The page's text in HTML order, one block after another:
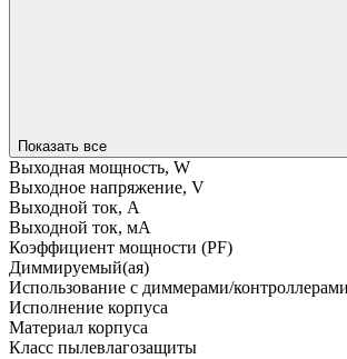
Показать все
Выходная мощность, W
Выходное напряжение, V
Выходной ток, A
Выходной ток, мA
Коэффициент мощности (PF)
Диммируемый(ая)
Использование с диммерами/
Исполнение корпуса
Материал корпуса
Класс пылевлагозащиты